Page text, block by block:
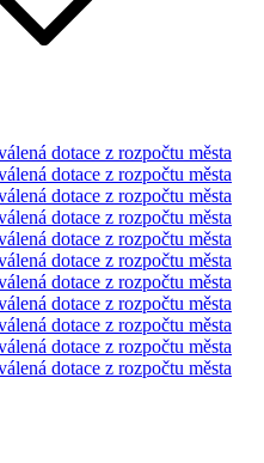
dotace z rozpočtu města
dotace z rozpočtu města
dotace z rozpočtu města
dotace z rozpočtu města
dotace z rozpočtu města
dotace z rozpočtu města
dotace z rozpočtu města
dotace z rozpočtu města
dotace z rozpočtu města
dotace z rozpočtu města
dotace z rozpočtu města